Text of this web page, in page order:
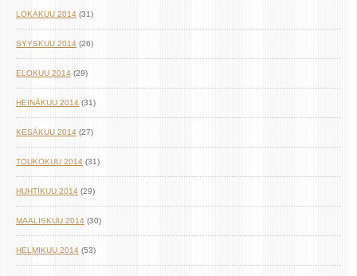
LOKAKUU 2014 (31)
SYYSKUU 2014 (26)
ELOKUU 2014 (29)
HEINÄKUU 2014 (31)
KESÄKUU 2014 (27)
TOUKOKUU 2014 (31)
HUHTIKUU 2014 (29)
MAALISKUU 2014 (30)
HELMIKUU 2014 (53)